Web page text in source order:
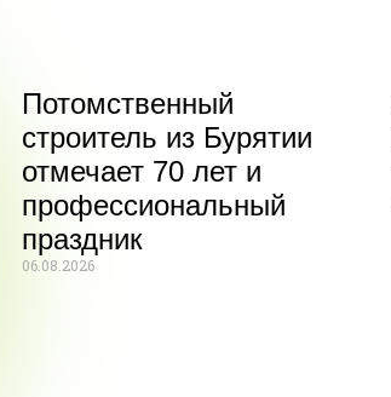
Потомственный
строитель из Бурятии
отмечает 70 лет и
профессиональный
праздник
06.08.2026